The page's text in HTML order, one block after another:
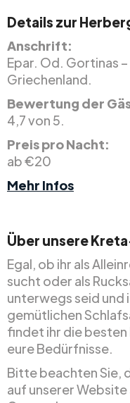
Details zur
Anschrift:
Epar. Od. Gortinas
Griechenland.
Bewertung der
4,7 von 5.
Preis pro Nacht:
ab €20
Mehr Infos
Über unsere
Egal, ob ihr als
sucht oder als
unterwegs seid und
gemütlichen
findet ihr die
eure Bedürfnisse.
Bitte beachten Sie,
auf unserer